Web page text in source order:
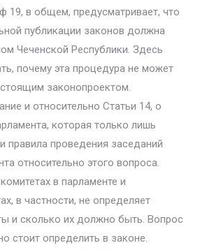
19, в общем, предусматривает, что
публикации законов должна
Чеченской Республики. Здесь
почему эта процедура не может
законопроектом.
и относительно Статьи 14, о
которая только лишь
правила проведения заседаний
относительно этого вопроса.
в парламенте и
в частности, не определяет
и сколько их должно быть. Вопрос
стоит определить в законе.